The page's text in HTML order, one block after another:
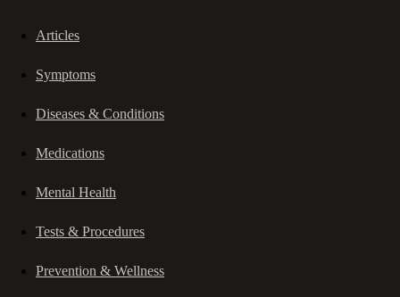
Articles
Symptoms
Diseases & Conditions
Medications
Mental Health
Tests & Procedures
Prevention & Wellness